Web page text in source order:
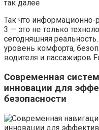
так далее
Так что информационно-
3 — это не только
сегодняшняя
уровень комфорта,
водителя и пассажиров
Современная
инновации для
безопасности